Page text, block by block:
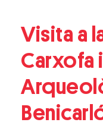
Visita a
Carxofa